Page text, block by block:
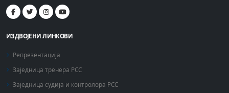
ИЗДВОЈЕНИ ЛИНКОВИ
Репрезентација
Заједница тренера РСС
Заједница судија и контролора РСС